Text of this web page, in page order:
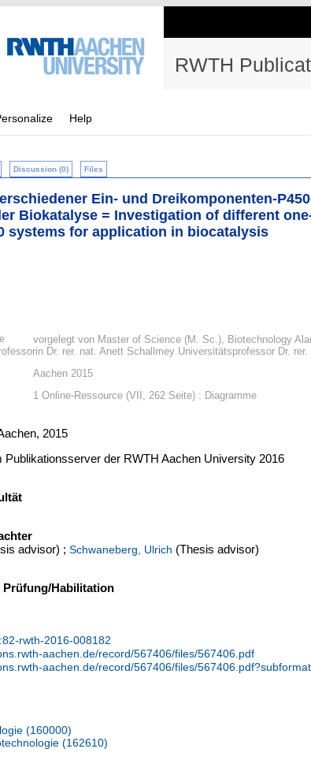
RWTH
Help
Discussion (0) Files
Ein- und Dreikomponenten-
Biokatalyse = Investigation of different
systems for application in biocatalysis
vorgelegt von Master of Science (M. Sc.), Biotechnology
Dr. rer. nat. Anett Schallmey Universitätsprofessor Dr.
Aachen 2015
1 Online-Ressource (VII, 262 Seite) : Diagramme
2015
Publikationsserver der RWTH Aachen University 2016
advisor) ; Schwaneberg, Ulrich (Thesis advisor)
Prüfung/Habilitation
rwth-2016-008182
aachen.de/record/567406/files/567406.pdf
aachen.de/record/567406/files/
(160000)
(162610)